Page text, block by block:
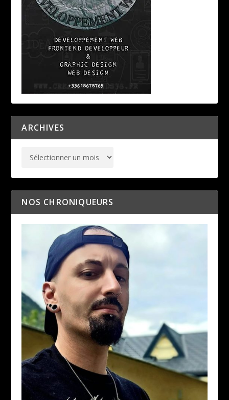
ARCHIVES
NOS CHRONIQUEURS